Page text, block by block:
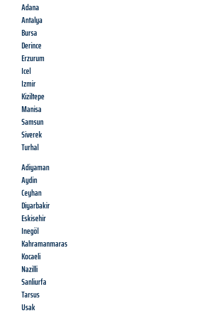
Adana
Antalya
Bursa
Derince
Erzurum
Icel
Izmir
Kiziltepe
Manisa
Samsun
Siverek
Turhal
Adiyaman
Aydin
Ceyhan
Diyarbakir
Eskisehir
Inegöl
Kahramanmaras
Kocaeli
Nazilli
Sanliurfa
Tarsus
Usak